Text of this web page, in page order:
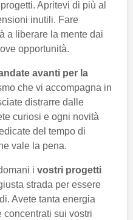
Apritevi di più al
inutili. Fare
a liberare la mente dai
opportunità.
avanti per la
che vi accompagna in
distrarre dalle
curiosi e ogni novità
del tempo di
vale la pena.
i vostri progetti
strada per essere
Avete tanta energia
concentrati sui vostri